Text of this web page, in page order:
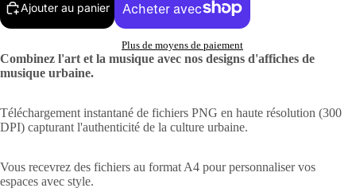
Ajouter au panier
Plus de moyens de paiement
Combinez l'art et la musique avec nos designs d'affiches de
musique urbaine.
Téléchargement instantané de fichiers PNG en haute résolution (300
DPI) capturant l'authenticité de la culture urbaine.
Vous recevrez des fichiers au format A4 pour personnaliser vos
espaces avec style.